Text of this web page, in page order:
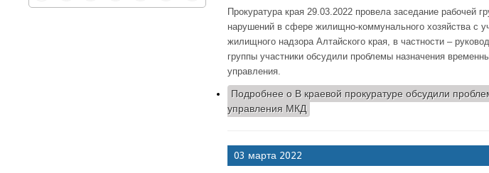
Прокуратура края 29.03.2022 провела заседание
нарушений в сфере жилищно-коммунального хозяйства с
жилищного надзора Алтайского края, в частности –
группы участники обсудили проблемы назначения
управления.
Подробнее о В краевой прокуратуре обсудили
управления МКД
03 марта 2022